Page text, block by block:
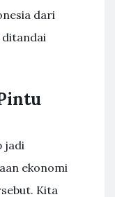
dari
ditandai
jadi
ekonomi
Kita